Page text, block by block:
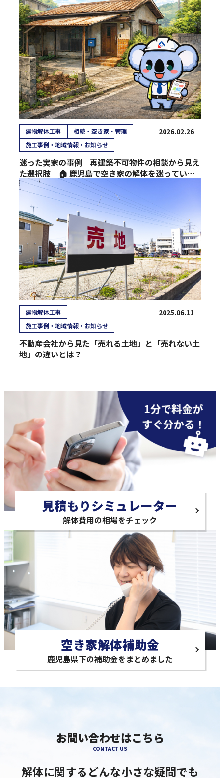
建物解体工事
相続・空き家・管理
施工事例・地域情報・お知らせ
2026.02.26
迷った実家の事例｜再建築不可物件の相談から見え
た選択肢 🏠 鹿児島で空き家の解体を迷っている
方へ
建物解体工事
施工事例・地域情報・お知らせ
2025.06.11
不動産会社から見た「売れる土地」と「売れない土
地」の違いとは？
見積もりシミュレーター
解体費用の相場をチェック
空き家解体補助金
鹿児島県下の補助金をまとめました
お問い合わせはこちら
CONTACT US
解体に関するどんな小さな疑問でも